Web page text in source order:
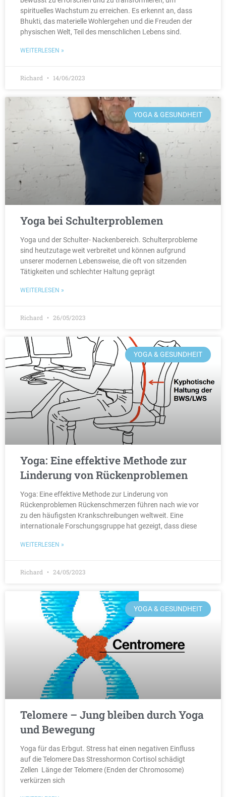
spirituelles Wachstum zu erreichen. Es erkennt an, dass
Bhukti, das materielle Wohlergehen und die Freuden der
physischen Welt, Teil des menschlichen Lebens sind.
WEITERLESEN »
Richard 14/06/2023
YOGA & GESUNDHEIT
Yoga bei Schulterproblemen
Yoga und der Schulter- Nackenbereich. Schulterprobleme
sind heutzutage weit verbreitet und können aufgrund
unserer modernen Lebensweise, die oft von sitzenden
Tätigkeiten und schlechter Haltung geprägt
WEITERLESEN »
Richard 26/05/2023
YOGA & GESUNDHEIT
Yoga: Eine effektive Methode zur
Linderung von Rückenproblemen
Yoga: Eine effektive Methode zur Linderung von
Rückenproblemen Rückenschmerzen führen nach wie vor
zu den häufigsten Krankschreibungen weltweit. Eine
internationale Forschungsgruppe hat gezeigt, dass diese
WEITERLESEN »
Richard 24/05/2023
YOGA & GESUNDHEIT
Telomere – Jung bleiben durch Yoga
und Bewegung
Yoga für das Erbgut. Stress hat einen negativen Einfluss
auf die Telomere Das Stresshormon Cortisol schädigt
Zellen Länge der Telomere (Enden der Chromosome)
verkürzen sich